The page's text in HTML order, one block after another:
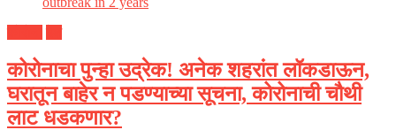
कोरोनाचा पुन्हा उद्रेक! अनेक शहरांत लॉकडाऊन,
घरातून बाहेर न पडण्याच्या सूचना, कोरोनाची चौथी
लाट धडकणार?